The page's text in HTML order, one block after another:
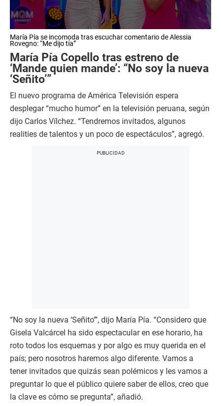
s
e
c
o
n
d
o
1
m
n
María Pía se incomoda tras escuchar comentario de Alessia
Rovegno: “Me dijo tía”
María Pía Copello tras estreno de
‘Mande quien mande’: “No soy la nueva
‘Señito’”
El nuevo programa de América Televisión espera
desplegar “mucho humor” en la televisión peruana, según
dijo Carlos Vílchez. “Tendremos invitados, algunos
realities de talentos y un poco de espectáculos”, agregó.
“No soy la nueva ‘Señito’”, dijo María Pía. “Considero que
Gisela Valcárcel ha sido espectacular en ese horario, ha
roto todos los esquemas y por algo es muy querida en el
país; pero nosotros haremos algo diferente. Vamos a
tener invitados que quizás sean polémicos y les vamos a
preguntar lo que el público quiere saber de ellos, creo que
la clave es cómo se pregunta”, añadió.